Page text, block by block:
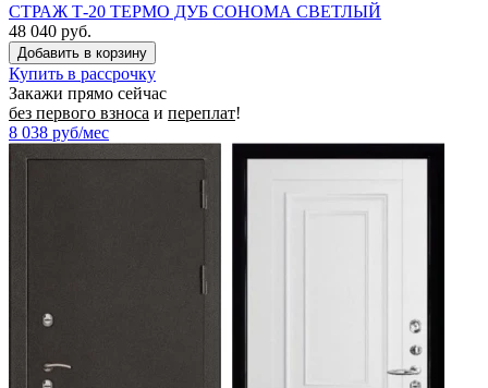
СТРАЖ Т-20 ТЕРМО ДУБ СОНОМА СВЕТЛЫЙ
48 040 руб.
Купить в рассрочку
Закажи прямо сейчас
без первого взноса и переплат!
8 038 руб/мес